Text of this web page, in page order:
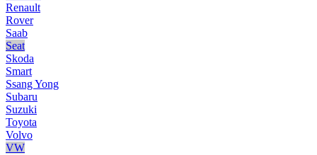
Renault
Rover
Saab
Seat
Skoda
Smart
Ssang Yong
Subaru
Suzuki
Toyota
Volvo
VW